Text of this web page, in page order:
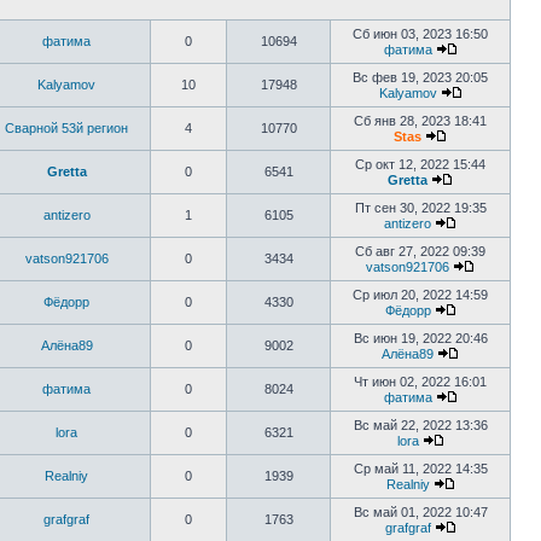
фатима 0 10694
Сб июн 03, 2023 16:50
фатима
Kalyamov 10 17948
Вс фев 19, 2023 20:05
Kalyamov
Сварной 53й регион 4 10770
Сб янв 28, 2023 18:41
Stas
Gretta 0 6541
Ср окт 12, 2022 15:44
Gretta
antizero 1 6105
Пт сен 30, 2022 19:35
antizero
vatson921706 0 3434
Сб авг 27, 2022 09:39
vatson921706
Фёдорр 0 4330
Ср июл 20, 2022 14:59
Фёдорр
Алёна89 0 9002
Вс июн 19, 2022 20:46
Алёна89
фатима 0 8024
Чт июн 02, 2022 16:01
фатима
lora 0 6321
Вс май 22, 2022 13:36
lora
Realniy 0 1939
Ср май 11, 2022 14:35
Realniy
grafgraf 0 1763
Вс май 01, 2022 10:47
grafgraf